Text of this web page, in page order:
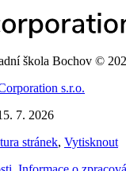
škola Bochov ©
s.r.o.
7. 2026
stránek, Vytisknout